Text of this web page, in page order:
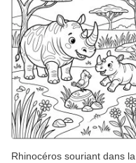
Rhinocéros souriant dans la